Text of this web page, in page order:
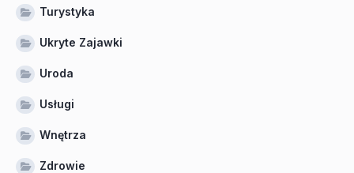
Turystyka
Ukryte Zajawki
Uroda
Usługi
Wnętrza
Zdrowie